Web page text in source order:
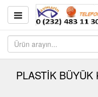
PLASTİK BÜYÜK